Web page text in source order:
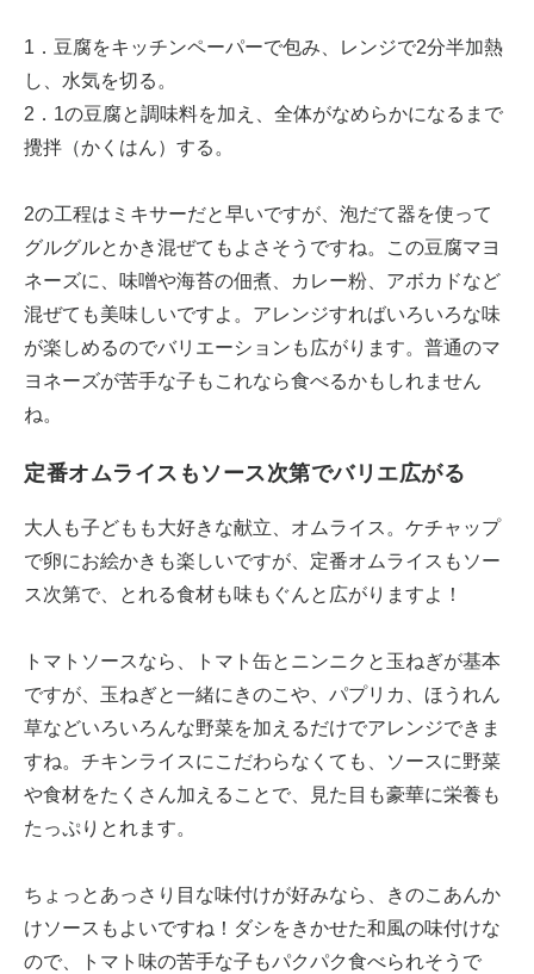
1．豆腐をキッチンペーパーで包み、レンジで2分半加熱
し、水気を切る。
2．1の豆腐と調味料を加え、全体がなめらかになるまで
攪拌（かくはん）する。
2の工程はミキサーだと早いですが、泡だて器を使って
グルグルとかき混ぜてもよさそうですね。この豆腐マヨ
ネーズに、味噌や海苔の佃煮、カレー粉、アボカドなど
混ぜても美味しいですよ。アレンジすればいろいろな味
が楽しめるのでバリエーションも広がります。普通のマ
ヨネーズが苦手な子もこれなら食べるかもしれません
ね。
定番オムライスもソース次第でバリエ広がる
大人も子どもも大好きな献立、オムライス。ケチャップ
で卵にお絵かきも楽しいですが、定番オムライスもソー
ス次第で、とれる食材も味もぐんと広がりますよ！
トマトソースなら、トマト缶とニンニクと玉ねぎが基本
ですが、玉ねぎと一緒にきのこや、パプリカ、ほうれん
草などいろいろんな野菜を加えるだけでアレンジできま
すね。チキンライスにこだわらなくても、ソースに野菜
や食材をたくさん加えることで、見た目も豪華に栄養も
たっぷりとれます。
ちょっとあっさり目な味付けが好みなら、きのこあんか
けソースもよいですね！ダシをきかせた和風の味付けな
ので、トマト味の苦手な子もパクパク食べられそうで